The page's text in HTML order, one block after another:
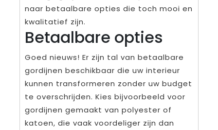
naar betaalbare opties die toch mooi en
kwalitatief zijn.
Betaalbare opties
Goed nieuws! Er zijn tal van betaalbare
gordijnen beschikbaar die uw interieur
kunnen transformeren zonder uw budget
te overschrijden. Kies bijvoorbeeld voor
gordijnen gemaakt van polyester of
katoen, die vaak voordeliger zijn dan